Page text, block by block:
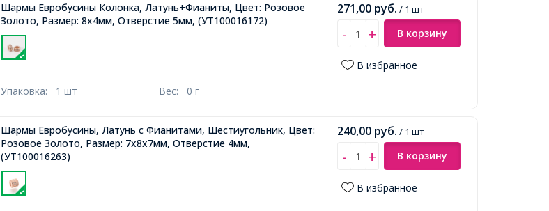
Шармы Евробусины Колонка, Латунь+Фианиты, Цвет: Розовое
Золото, Размер: 8x4мм, Отверстие 5мм, (УТ100016172)
Упаковка: 1 шт Вес: 0 г
271,00 руб. / 1 шт
В корзину
В избранное
Шармы Евробусины, Латунь с Фианитами, Шестиугольник, Цвет:
Розовое Золото, Размер: 7x8x7мм, Отверстие 4мм,
(УТ100016263)
240,00 руб. / 1 шт
В корзину
В избранное